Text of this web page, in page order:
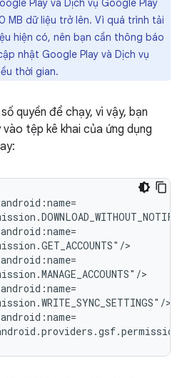
Play và Dịch vụ Google Play
MB dữ liệu trở lên. Vì quá trình tải
hiện có, nên bạn cần thông báo
nhật Google Play và Dịch vụ
thời gian.
quyền để chạy, vì vậy, bạn
tệp kê khai của ứng dụng